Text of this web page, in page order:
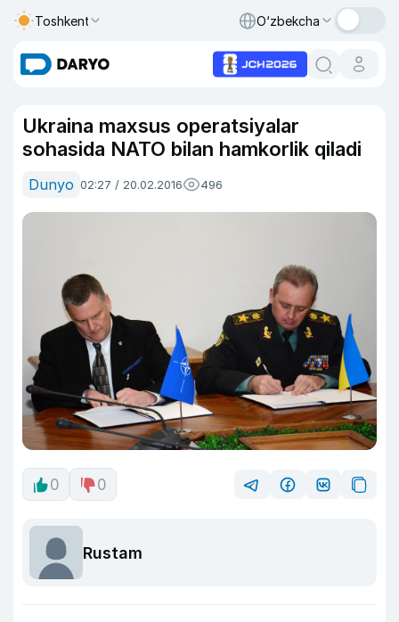
Toshkent O‘zbekcha
Ukraina maxsus operatsiyalar
sohasida NATO bilan hamkorlik qiladi
Dunyo 02:27 / 20.02.2016 496
0 0
Rustam